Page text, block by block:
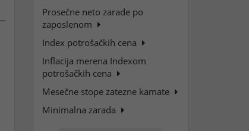
Prosečne neto zarade po
zaposlenom
Index potrošačkih cena
Inflacija merena Indexom
potrošačkih cena
Mesečne stope zatezne kamate
Minimalna zarada